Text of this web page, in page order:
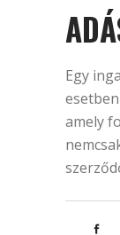
Egy
amely